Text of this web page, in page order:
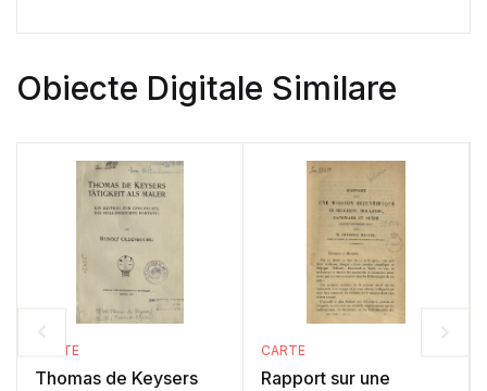
Obiecte Digitale Similare
CARTE
Thomas de Keysers
CARTE
Rapport sur une